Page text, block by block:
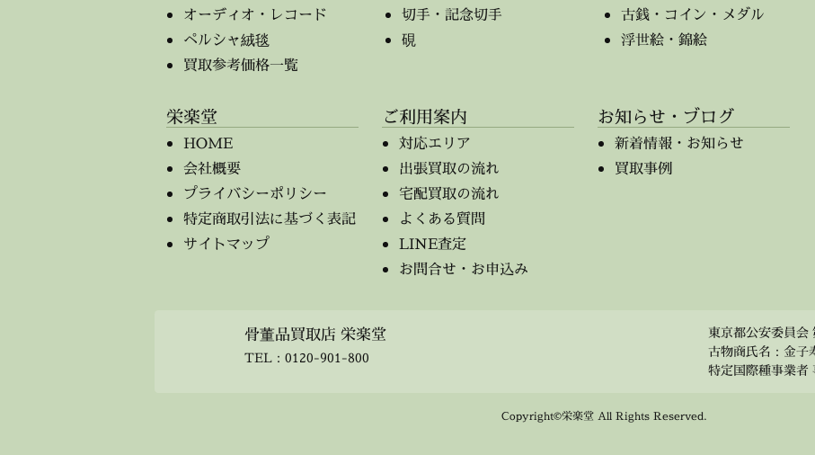
オーディオ・レコード
切手・記念切手 古銭・コイン・メダル
ペルシャ絨毯
硯 浮世絵・錦絵
買取参考価格一覧
栄楽堂
HOME
会社概要
プライバシーポリシー
特定商取引法に基づく表記
サイトマップ
ご利用案内
対応エリア
出張買取の流れ
宅配買取の流れ
よくある質問
LINE査定
お問合せ・お申込み
お知らせ・ブログ
新着情報・お知らせ
買取事例
骨董品買取店 栄楽堂
TEL： 0120-901-800
東京都公安委員
古物商氏名：金子
特定国際種事業
Copyright©栄楽堂 All Rights Reserved.